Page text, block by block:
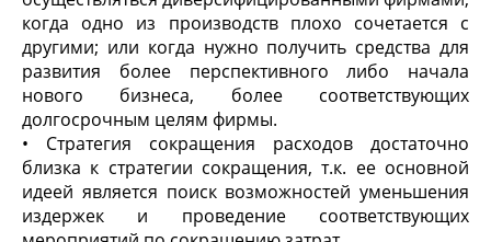
когда одно из производств плохо сочетается с
другими; или когда нужно получить средства для
развития более перспективного либо начала
нового бизнеса, более соответствующих
долгосрочным целям фирмы.
• Стратегия сокращения расходов достаточно
близка к стратегии сокращения, т.к. ее основной
идеей является поиск возможностей уменьшения
издержек и проведение соответствующих